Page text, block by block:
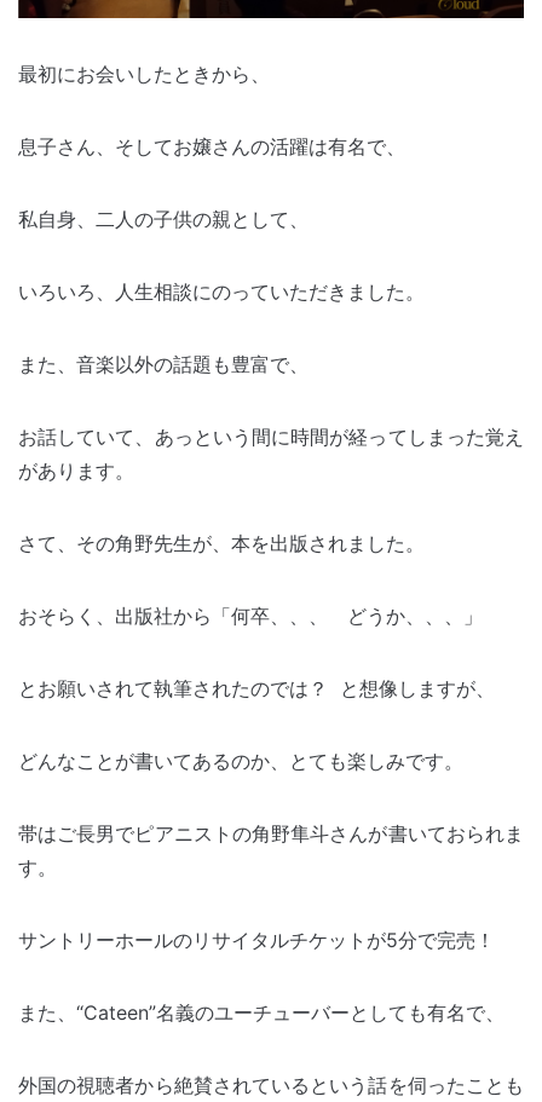
最初にお会いしたときから、
息子さん、そしてお嬢さんの活躍は有名で、
私自身、二人の子供の親として、
いろいろ、人生相談にのっていただきました。
また、音楽以外の話題も豊富で、
お話していて、あっという間に時間が経ってしまった覚え
があります。
さて、その角野先生が、本を出版されました。
おそらく、出版社から「何卒、、、 どうか、、、」
とお願いされて執筆されたのでは？ と想像しますが、
どんなことが書いてあるのか、とても楽しみです。
帯はご長男でピアニストの角野隼斗さんが書いておられま
す。
サントリーホールのリサイタルチケットが5分で完売！
また、“Cateen”名義のユーチューバーとしても有名で、
外国の視聴者から絶賛されているという話を伺ったことも